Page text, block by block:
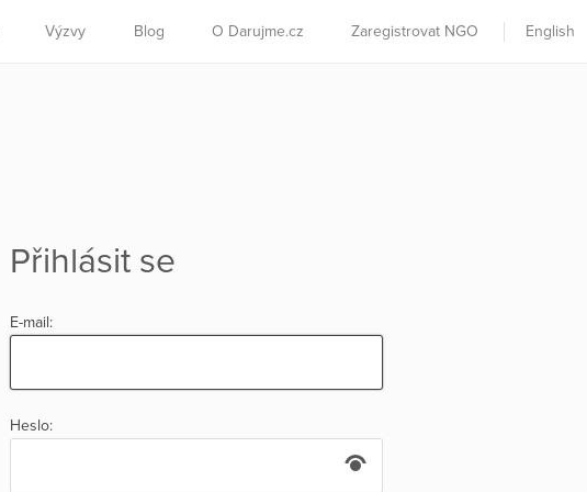
Výzvy Blog O Darujme.cz Zaregistrovat NGO English
Přihlásit se
E-mail:
Heslo: